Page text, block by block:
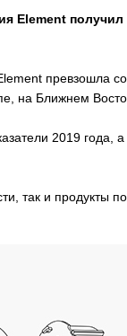
Element
превзошла
на Ближнем
2019 года,
так и продукты